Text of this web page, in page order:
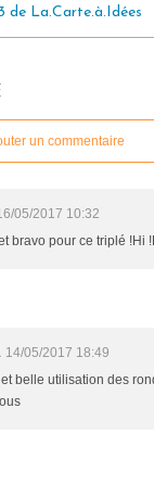
de La.Carte.à.Idées
un commentaire
05/2017 10:32
bravo pour ce triplé !Hi
14/05/2017 18:49
belle utilisation des